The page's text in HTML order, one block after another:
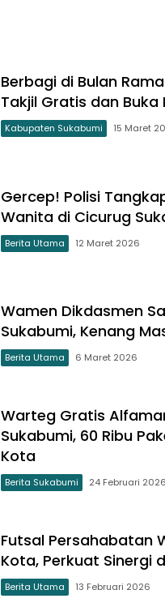
Berbagi di Bulan
Takjil Gratis dan Buka
Kabupaten Sukabumi 15 Maret
Gercep! Polisi
Wanita di Cicurug
Berita Utama 12 Maret 2026
Wamen Dikdasmen
Sukabumi, Kenang
Berita Utama 6 Maret 2026
Warteg Gratis
Sukabumi, 60 Ribu
Kota
Berita Sukabumi 24 Februari 2026
Futsal Persahabatan
Kota, Perkuat Sinergi
Berita Utama 13 Februari 2026